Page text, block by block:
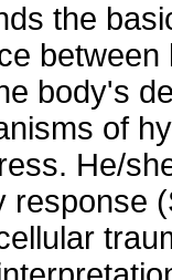
the
body's
of
He/
response